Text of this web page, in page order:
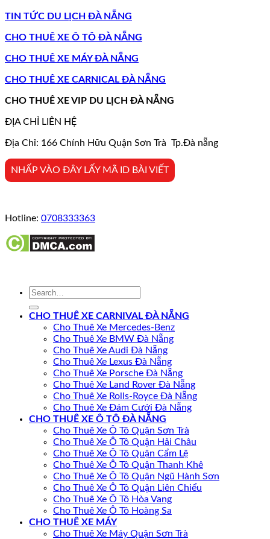
TIN TỨC DU LỊCH ĐÀ NẴNG
CHO THUÊ XE Ô TÔ ĐÀ NẴNG
CHO THUÊ XE MÁY ĐÀ NẴNG
CHO THUÊ XE CARNICAL ĐÀ NẴNG
CHO THUÊ XE VIP DU LỊCH ĐÀ NẴNG
ĐỊA CHỈ LIÊN HỆ
Địa Chỉ: 166 Chính Hữu Quận Sơn Trà Tp.Đà nẵng
NHẤP VÀO ĐÂY LẤY MÃ ID BÀI VIẾT
Hotline: 0708333363
CHO THUÊ XE CARNIVAL ĐÀ NẴNG
Cho Thuê Xe Mercedes-Benz
Cho Thuê Xe BMW Đà Nẵng
Cho Thuê Xe Audi Đà Nẵng
Cho Thuê Xe Lexus Đà Nẵng
Cho Thuê Xe Porsche Đà Nẵng
Cho Thuê Xe Land Rover Đà Nẵng
Cho Thuê Xe Rolls-Royce Đà Nẵng
Cho Thuê Xe Đám Cưới Đà Nẵng
CHO THUÊ XE Ô TÔ ĐÀ NẴNG
Cho Thuê Xe Ô Tô Quận Sơn Trà
Cho Thuê Xe Ô Tô Quận Hải Châu
Cho Thuê Xe Ô Tô Quận Cẩm Lệ
Cho Thuê Xe Ô Tô Quận Thanh Khê
Cho Thuê Xe Ô Tô Quận Ngũ Hành Sơn
Cho Thuê Xe Ô Tô Quận Liên Chiểu
Cho Thuê Xe Ô Tô Hòa Vang
Cho Thuê Xe Ô Tô Hoàng Sa
CHO THUÊ XE MÁY
Cho Thuê Xe Máy Quận Sơn Trà